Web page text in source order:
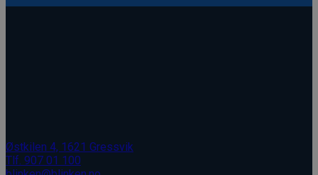
Østkilen 4, 1621 Gressvik
Tlf. 907 01 100